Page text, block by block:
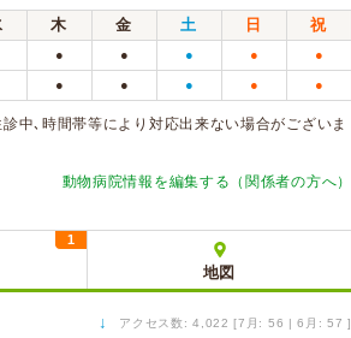
木 金 土 日
祝
● ● ● ● ●
● ● ● ● ●
､時間帯等により対応出来ない場合がございま
動物病院情報を編集する（関係者の方へ）
1
地図
↓ アクセス数: 4,022 [7月: 56 | 6月: 57 ]